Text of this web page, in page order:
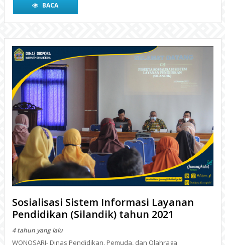
Sosialisasi Sistem Informasi Layanan
Pendidikan (Silandik) tahun 2021
4 tahun yang lalu
WONOSARI- Dinas Pendidikan, Pemuda, dan Olahraga
(Disdikpora) Kabupaten Gunungkidul bersama Badan
Gunungkidul menyelenggarakan kegiatan Sosialisasi
BACA